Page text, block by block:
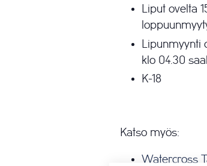
Liput ovelta
Lipunmyynti
klo 04.30
K-18
Katso myös:
Watercross